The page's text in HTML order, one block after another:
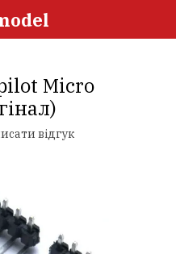
Micro
відгук